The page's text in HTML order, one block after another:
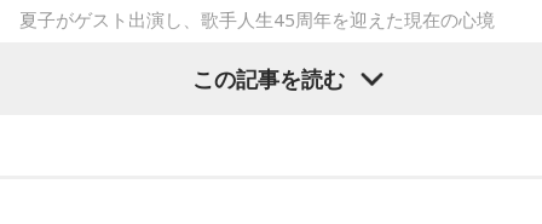
夏子がゲスト出演し、歌手人生45周年を迎えた現在の心境
この記事を読む